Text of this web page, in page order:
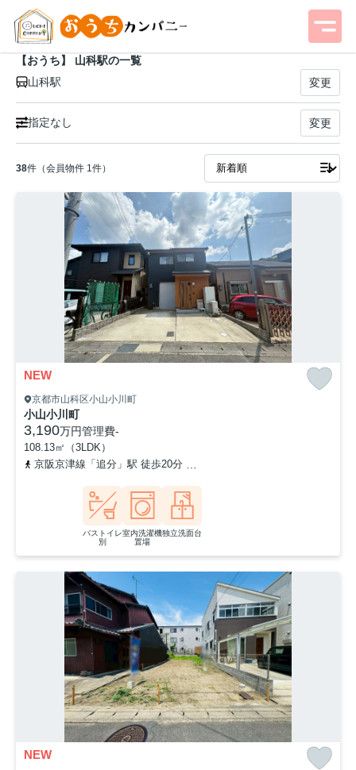
【おうち】 山科駅の一覧
山科駅
変更
指定なし 変更
38件（会員物件 1件）
NEW
京都市山科区小山小川町
小山小川町
3,190万円管理費-
108.13㎡（3LDK）
京阪京津線「追分」駅 徒歩20分
バストイレ
別
室内洗濯機
置場
独立洗面台
NEW